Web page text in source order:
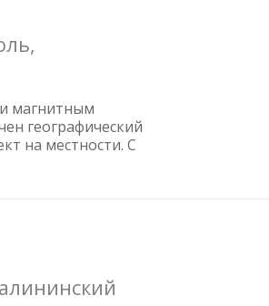
магнитным
географический
на местности. С